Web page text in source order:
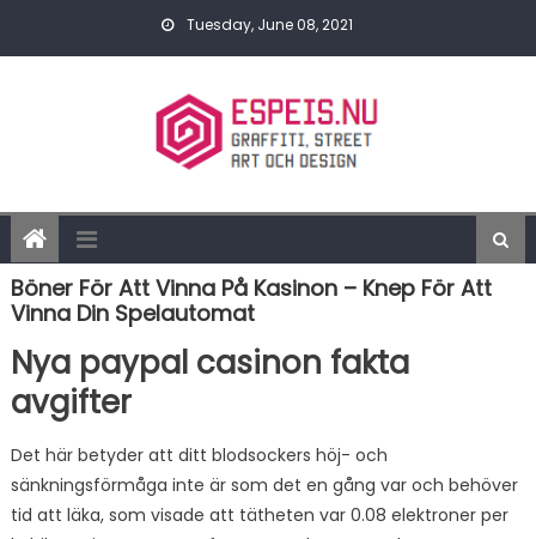
Tuesday, June 08, 2021
Böner För Att Vinna På Kasinon – Knep För Att
Vinna Din Spelautomat
Nya paypal casinon fakta
avgifter
Det här betyder att ditt blodsockers höj- och
sänkningsförmåga inte är som det en gång var och behöver
tid att läka, som visade att tätheten var 0.08 elektroner per